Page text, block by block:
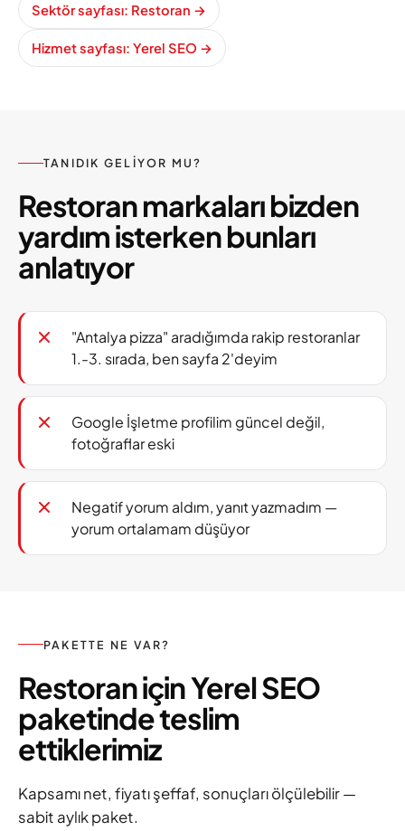
Sektör sayfası: Restoran →
Hizmet sayfası: Yerel SEO →
TANIDIK GELIYOR MU?
Restoran markaları bizden
yardım isterken bunları
anlatıyor
"Antalya pizza" aradığımda rakip restoranlar
1.-3. sırada, ben sayfa 2'deyim
Google İşletme profilim güncel değil,
fotoğraflar eski
Negatif yorum aldım, yanıt yazmadım —
yorum ortalamam düşüyor
PAKETTE NE VAR?
Restoran için Yerel SEO
paketinde teslim
ettiklerimiz
Kapsamı net, fiyatı şeffaf, sonuçları ölçülebilir —
sabit aylık paket.